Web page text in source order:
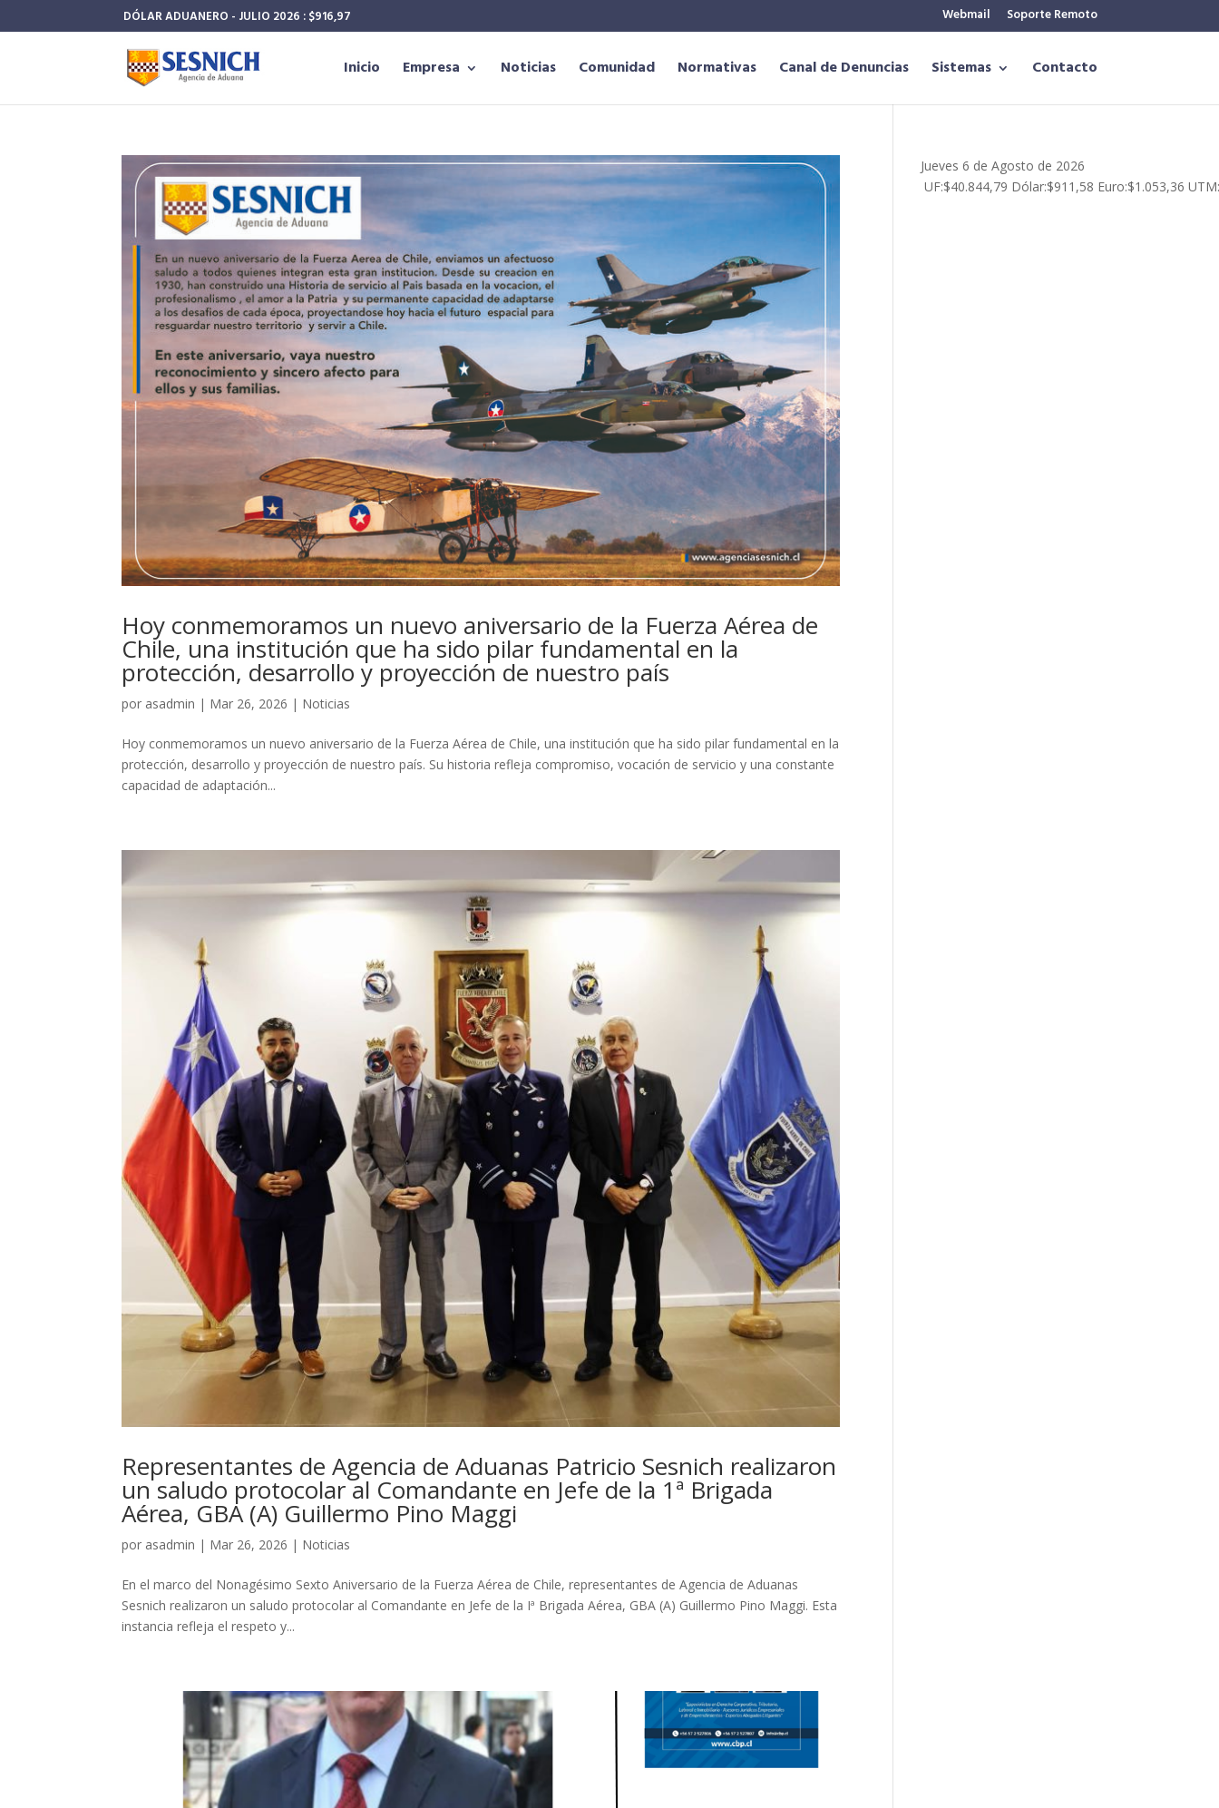
DÓLAR ADUANERO - JULIO 2026 : $916,97 Webmail Soporte Remoto
Inicio Empresa Noticias Comunidad Normativas Canal de Denuncias Sistemas Contacto
Hoy conmemoramos un nuevo aniversario de la Fuerza Aérea de
Chile, una institución que ha sido pilar fundamental en la
protección, desarrollo y proyección de nuestro país
por asadmin | Mar 26, 2026 | Noticias
Hoy conmemoramos un nuevo aniversario de la Fuerza Aérea de Chile, una institución que ha sido pilar fundamental en la
protección, desarrollo y proyección de nuestro país. Su historia refleja compromiso, vocación de servicio y una constante
capacidad de adaptación...
Representantes de Agencia de Aduanas Patricio Sesnich realizaron
un saludo protocolar al Comandante en Jefe de la 1ª Brigada
Aérea, GBA (A) Guillermo Pino Maggi
por asadmin | Mar 26, 2026 | Noticias
En el marco del Nonagésimo Sexto Aniversario de la Fuerza Aérea de Chile, representantes de Agencia de Aduanas
Sesnich realizaron un saludo protocolar al Comandante en Jefe de la Iª Brigada Aérea, GBA (A) Guillermo Pino Maggi. Esta
instancia refleja el respeto y...
Jueves 6 de Agosto de 2026
UF:$40.844,79 Dólar:$911,58 Euro:$1.053,36